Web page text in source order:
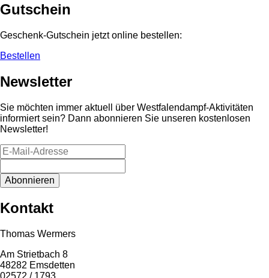
Gutschein
Geschenk-Gutschein jetzt online bestellen:
Bestellen
Newsletter
Sie möchten immer aktuell über Westfalendampf-Aktivitäten
informiert sein? Dann abonnieren Sie unseren kostenlosen
Newsletter!
Kontakt
Thomas Wermers
Am Strietbach 8
48282 Emsdetten
02572 / 1793